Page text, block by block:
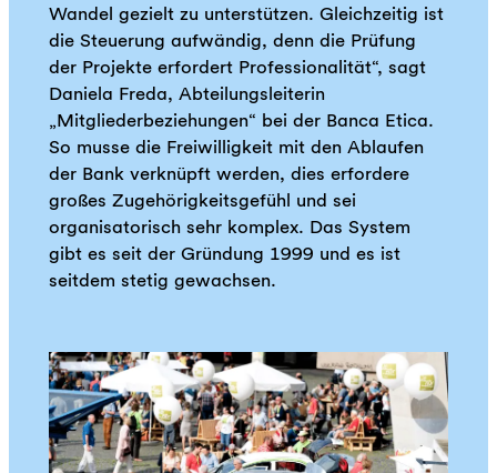
Wandel gezielt zu unterstützen. Gleichzeitig ist
die Steuerung aufwändig, denn die Prüfung
der Projekte erfordert Professionalität“, sagt
Daniela Freda, Abteilungsleiterin
„Mitgliederbeziehungen“ bei der Banca Etica.
So musse die Freiwilligkeit mit den Ablaufen
der Bank verknüpft werden, dies erfordere
großes Zugehörigkeitsgefühl und sei
organisatorisch sehr komplex. Das System
gibt es seit der Gründung 1999 und es ist
seitdem stetig gewachsen.